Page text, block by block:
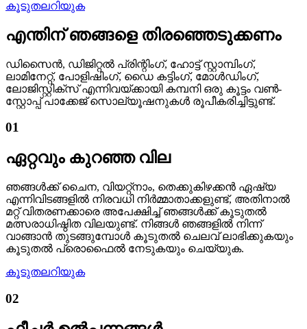
കൂടുതലറിയുക
എന്തിന് ഞങ്ങളെ തിരഞ്ഞെടുക്കണം
ഡിസൈൻ, ഡിജിറ്റൽ പ്രിന്റിംഗ്, ഹോട്ട് സ്റ്റാമ്പിംഗ്,
ലാമിനേറ്റ്, പോളിഷിംഗ്, ഡൈ കട്ടിംഗ്, മോൾഡിംഗ്,
ലോജിസ്റ്റിക്സ് എന്നിവയ്ക്കായി കമ്പനി ഒരു കൂട്ടം വൺ-
സ്റ്റോപ്പ് പാക്കേജ് സൊല്യൂഷനുകൾ രൂപീകരിച്ചിട്ടുണ്ട്.
01
ഏറ്റവും കുറഞ്ഞ വില
ഞങ്ങൾക്ക് ചൈന, വിയറ്റ്നാം, തെക്കുകിഴക്കൻ ഏഷ്യ
എന്നിവിടങ്ങളിൽ നിരവധി നിർമ്മാതാക്കളുണ്ട്, അതിനാൽ
മറ്റ് വിതരണക്കാരെ അപേക്ഷിച്ച് ഞങ്ങൾക്ക് കൂടുതൽ
മത്സരാധിഷ്ഠിത വിലയുണ്ട്. നിങ്ങൾ ഞങ്ങളിൽ നിന്ന്
വാങ്ങാൻ തുടങ്ങുമ്പോൾ കൂടുതൽ ചെലവ് ലാഭിക്കുകയും
കൂടുതൽ പ്രൊഫൈൽ നേടുകയും ചെയ്യുക.
കൂടുതലറിയുക
02